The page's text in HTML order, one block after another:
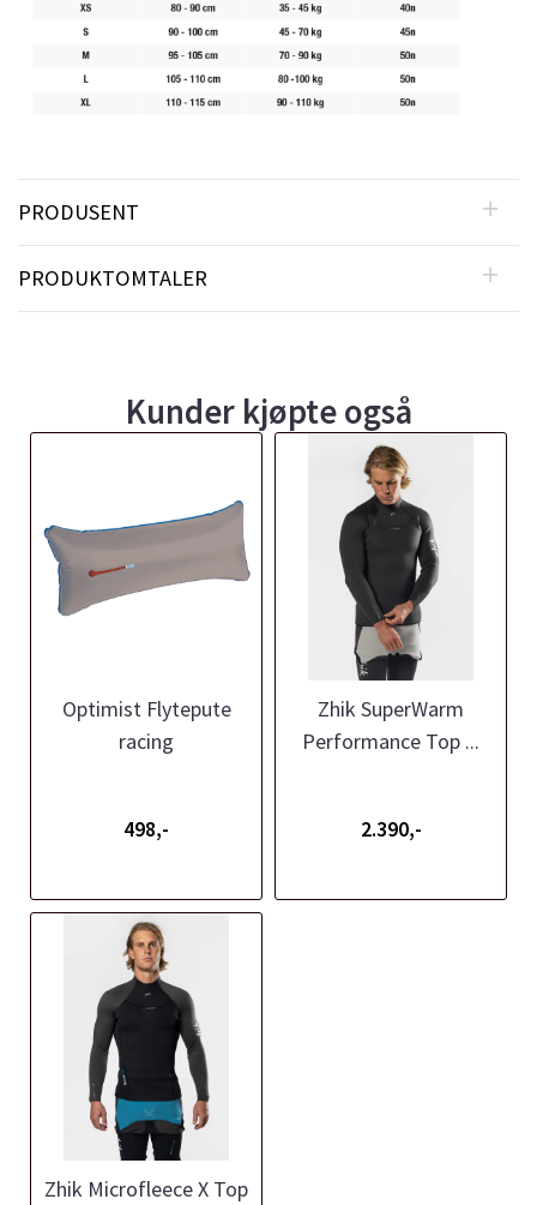
PRODUSENT
PRODUKTOMTALER
Kunder kjøpte også
Optimist Flytepute
racing
498,-
Zhik SuperWarm
Performance Top ...
2.390,-
Zhik Microfleece X Top